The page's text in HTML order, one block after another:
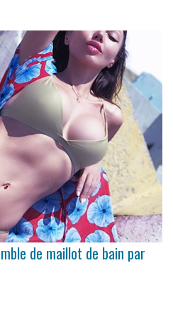
de maillot de bain par